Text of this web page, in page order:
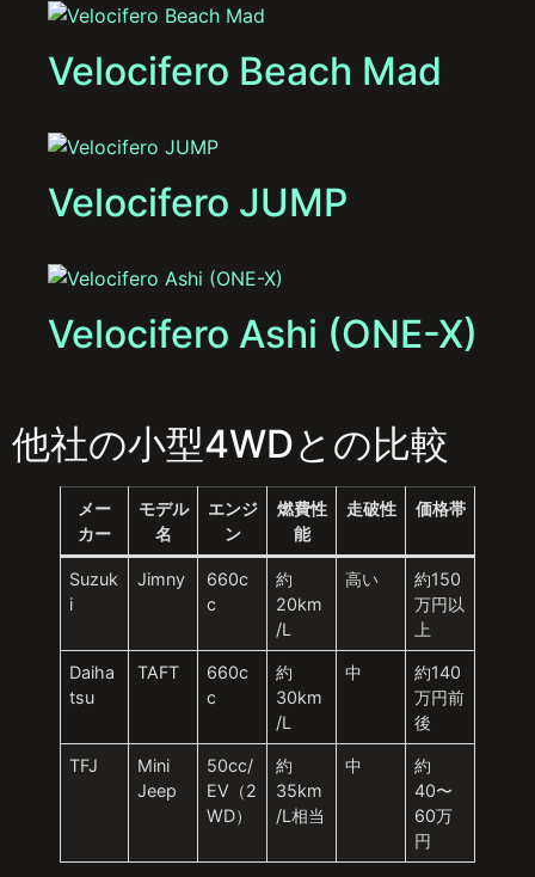
Velocifero Beach Mad
Velocifero JUMP
Velocifero Ashi (ONE-X)
他社の小型4WDとの比較
メー
カー
モデル
名
エンジ
ン
燃費性
能
走破性 価格帯
Suzuk
i
Jimny
660c
c
約
20km
/L
高い
約150
万円以
上
Daiha
tsu
TAFT
660c
c
約
30km
/L
中
約140
万円前
後
TFJ
Mini
Jeep
50cc/
EV（2
WD）
約
35km
/L相当
中
約
40〜
60万
円